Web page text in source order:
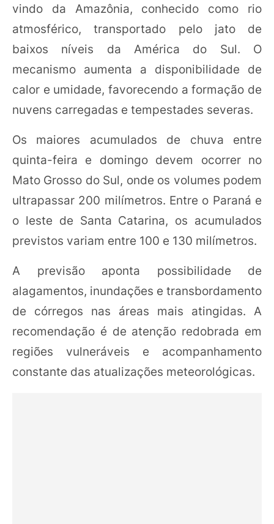
vindo da Amazônia, conhecido como rio
atmosférico, transportado pelo jato de
baixos níveis da América do Sul. O
mecanismo aumenta a disponibilidade de
calor e umidade, favorecendo a formação de
nuvens carregadas e tempestades severas.
Os maiores acumulados de chuva entre
quinta-feira e domingo devem ocorrer no
Mato Grosso do Sul, onde os volumes podem
ultrapassar 200 milímetros. Entre o Paraná e
o leste de Santa Catarina, os acumulados
previstos variam entre 100 e 130 milímetros.
A previsão aponta possibilidade de
alagamentos, inundações e transbordamento
de córregos nas áreas mais atingidas. A
recomendação é de atenção redobrada em
regiões vulneráveis e acompanhamento
constante das atualizações meteorológicas.